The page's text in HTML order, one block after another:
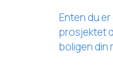
Enten du
prosjektet
boligen din